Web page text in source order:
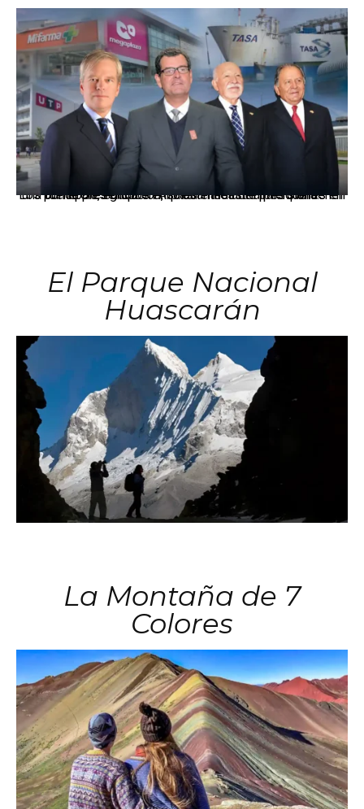
Los principales grupos empresariales del país mantienen una fuerte presencia en Áncash mediante inversiones en comercio, educación, salud e industria pesquera.
El Parque Nacional
Huascarán
La Montaña de 7
Colores